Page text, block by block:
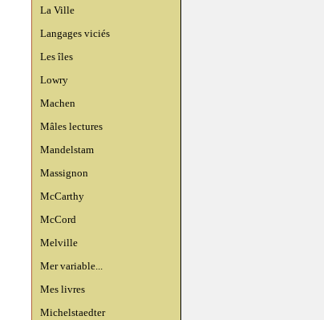
La Ville
Langages viciés
Les îles
Lowry
Machen
Mâles lectures
Mandelstam
Massignon
McCarthy
McCord
Melville
Mer variable...
Mes livres
Michelstaedter